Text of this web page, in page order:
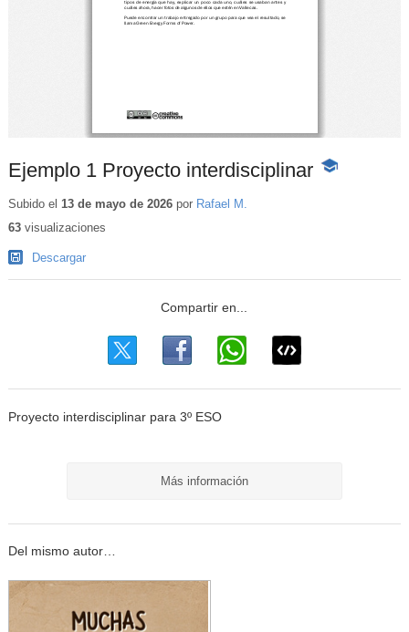
Ejemplo 1 Proyecto interdisciplinar -
Subido el 13 de mayo de 2026por Rafael M.
63visualizaciones
Descargar
Proyecto interdisciplinar para 3º ESO
Más información
Del mismo autor…